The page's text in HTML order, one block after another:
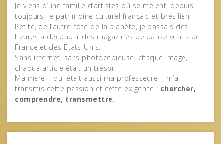
Je viens d’une famille d’artistes où se mêlent, depuis
toujours, le patrimoine culturel français et brésilien.
Petite, de l’autre côté de la planète, je passais des
heures à découper des magazines de danse venus de
France et des États‑Unis.
Sans internet, sans photocopieuse, chaque image,
chaque article était un trésor.
Ma mère – qui était aussi ma professeure – m’a
transmis cette passion et cette exigence : chercher,
comprendre, transmettre.